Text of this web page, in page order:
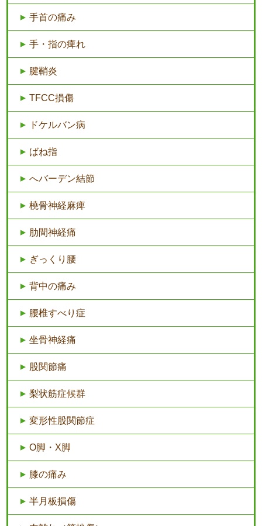
手首の痛み
手・指の痺れ
腱鞘炎
TFCC損傷
ドケルバン病
ばね指
へバーデン結節
橈骨神経麻痺
肋間神経痛
ぎっくり腰
背中の痛み
腰椎すべり症
坐骨神経痛
股関節痛
梨状筋症候群
変形性股関節症
O脚・X脚
膝の痛み
半月板損傷